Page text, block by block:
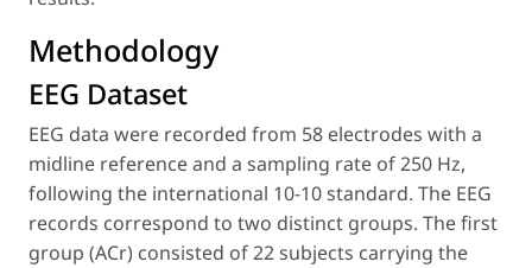
Methodology
EEG Dataset
EEG data were recorded from 58 electrodes with a
midline reference and a sampling rate of 250 Hz,
following the international 10-10 standard. The EEG
records correspond to two distinct groups. The first
group (ACr) consisted of 22 subjects carrying the